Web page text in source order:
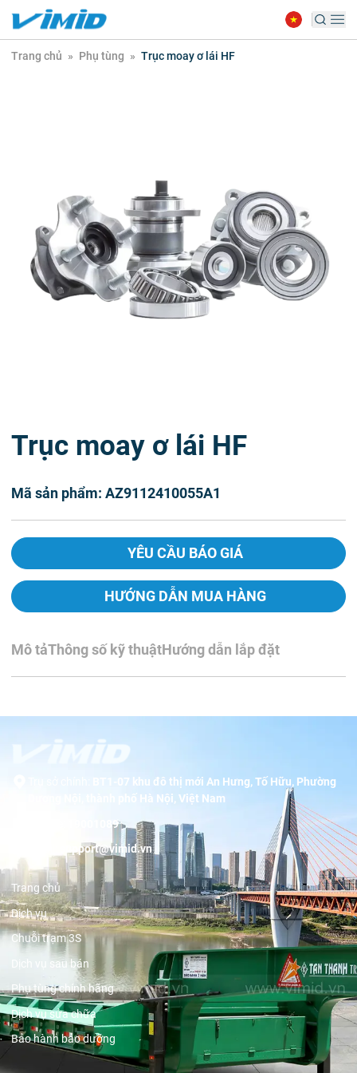
Trang chủ » Phụ tùng » Trục moay ơ lái HF
Trục moay ơ lái HF
Mã sản phẩm: AZ9112410055A1
YÊU CẦU BÁO GIÁ
HƯỚNG DẪN MUA HÀNG
Mô tảThông số kỹ thuậtHướng dẫn lắp đặt
BT1-07 khu đô thị mới An Hưng, Tố Hữu, Phường
Dương Nội, thành phố Hà Nội, Việt Nam
19001089
support@vimid.vn
Trang chủ
Dịch vụ
Chuỗi trạm 3S
Dịch vụ sau bán
Phụ tùng chính hãng
Dịch vụ sửa chữa
Bảo hành bảo dưỡng